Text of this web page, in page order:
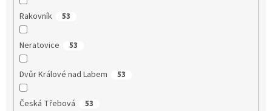
Rakovník 53
Neratovice 53
Dvůr Králové nad Labem 53
Česká Třebová 53